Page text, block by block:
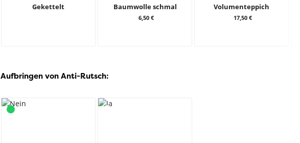
Gekettelt Baumwolle schmal
6,50 €
Volumenteppich
17,50 €
Aufbringen von Anti-Rutsch: